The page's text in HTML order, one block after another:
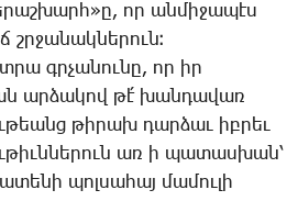
որ ան­մի­ջա­պէս
շրջա­նակ­նե­րուն։
գրչա­նու­նը, որ իր
ար­ձա­կով թէ՛ խան­դա­վառ
թի­րախ դար­ձաւ իբ­րեւ
առ ի պա­տաս­խան՝
պոլ­սա­հայ մա­մու­լի